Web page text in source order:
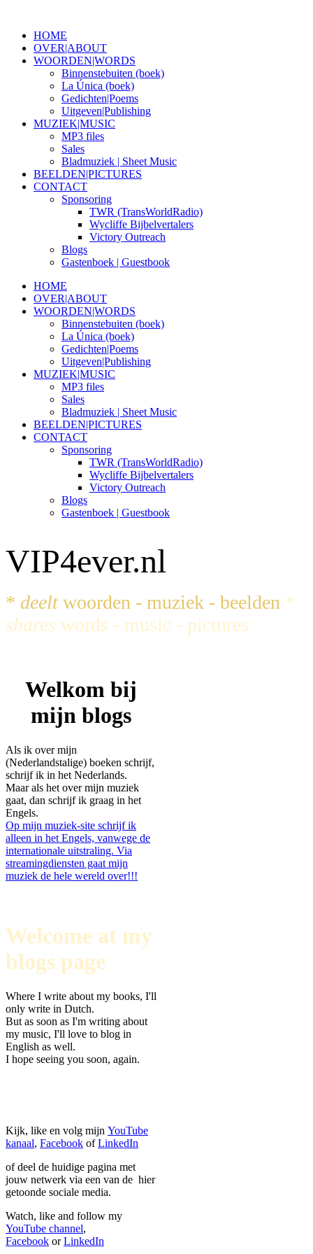
HOME
OVER|ABOUT
WOORDEN|WORDS
Binnenstebuiten (boek)
La Única (boek)
Gedichten|Poems
Uitgeven|Publishing
MUZIEK|MUSIC
MP3 files
Sales
Bladmuziek | Sheet Music
BEELDEN|PICTURES
CONTACT
Sponsoring
TWR (TransWorldRadio)
Wycliffe Bijbelvertalers
Victory Outreach
Blogs
Gastenboek | Guestbook
HOME
OVER|ABOUT
WOORDEN|WORDS
Binnenstebuiten (boek)
La Única (boek)
Gedichten|Poems
Uitgeven|Publishing
MUZIEK|MUSIC
MP3 files
Sales
Bladmuziek | Sheet Music
BEELDEN|PICTURES
CONTACT
Sponsoring
TWR (TransWorldRadio)
Wycliffe Bijbelvertalers
Victory Outreach
Blogs
Gastenboek | Guestbook
VIP4ever.nl
* deeltwoorden - muziek - beelden *
shares words - music - pictures
Welkom bij
mijn blogs
Als ik over mijn
(Nederlandstalige) boeken schrijf,
schrijf ik in het Nederlands.
Maar als het over mijn muziek
gaat, dan schrijf ik graag in het
Engels.
Op mijn muziek-site schrijf ik
alleen in het Engels, vanwege de
internationale uitstraling. Via
streamingdiensten gaat mijn
muziek de hele wereld over!!!
Welcome at my
blogs page
Where I write about my books, I'll
only write in Dutch.
But as soon as I'm writing about
my music, I'll love to blog in
English as well.
I hope seeing you soon, again.
Kijk, like en volg mijn YouTube
kanaal, Facebook ofLinkedIn
of deel de huidige pagina met
jouw netwerk via een van de hier
getoonde sociale media.
Watch, like and follow my
YouTube channel,
Facebook orLinkedIn